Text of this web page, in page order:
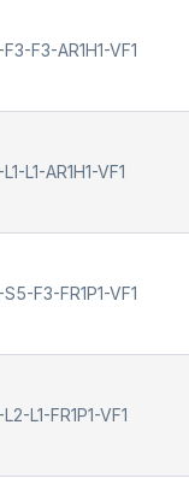
F3-AR1H1-VF1
L1-AR1H1-VF1
F3-FR1P1-VF1
L1-FR1P1-VF1